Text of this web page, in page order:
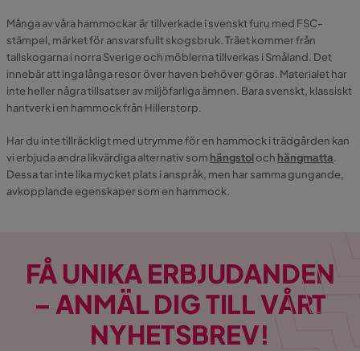
Många av våra hammockar är tillverkade i svenskt furu med FSC-
stämpel, märket för ansvarsfullt skogsbruk. Träet kommer från
tallskogarna i norra Sverige och möblerna tillverkas i Småland. Det
innebär att inga långa resor över haven behöver göras. Materialet har
inte heller några tillsatser av miljöfarliga ämnen. Bara svenskt, klassiskt
hantverk i en hammock från Hillerstorp.
Har du inte tillräckligt med utrymme för en hammock i trädgården kan
vi erbjuda andra likvärdiga alternativ som hängstoloch hängmatta.
Dessa tar inte lika mycket plats i anspråk, men har samma gungande,
avkopplande egenskaper som en hammock.
FÅ UNIKA ERBJUDANDEN
– ANMÄL DIG TILL VÅRT
NYHETSBREV!